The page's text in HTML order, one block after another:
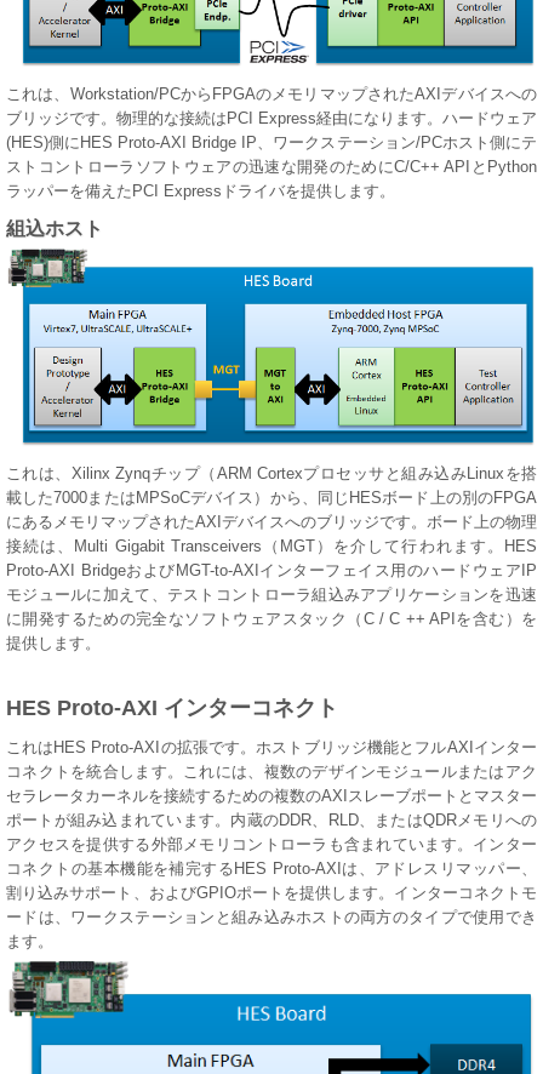
これは、Workstation/PCからFPGAのメモリマップされたAXIデバイスへの
ブリッジです。物理的な接続はPCI Express経由になります。ハードウェア
(HES)側にHES Proto-AXI Bridge IP、ワークステーション/PCホスト側にテ
ストコントローラソフトウェアの迅速な開発のためにC/C++ APIとPython
ラッパーを備えたPCI Expressドライバを提供します。
組込ホスト
これは、Xilinx Zynqチップ（ARM Cortexプロセッサと組み込みLinuxを搭
載した7000またはMPSoCデバイス）から、同じHESボード上の別のFPGA
にあるメモリマップされたAXIデバイスへのブリッジです。ボード上の物理
接続は、Multi Gigabit Transceivers（MGT）を介して行われます。HES
Proto-AXI BridgeおよびMGT-to-AXIインターフェイス用のハードウェアIP
モジュールに加えて、テストコントローラ組込みアプリケーションを迅速
に開発するための完全なソフトウェアスタック（C / C ++ APIを含む）を
提供します。
HES Proto-AXI インターコネクト
これはHES Proto-AXIの拡張です。ホストブリッジ機能とフルAXIインター
コネクトを統合します。これには、複数のデザインモジュールまたはアク
セラレータカーネルを接続するための複数のAXIスレーブポートとマスター
ポートが組み込まれています。内蔵のDDR、RLD、またはQDRメモリへの
アクセスを提供する外部メモリコントローラも含まれています。インター
コネクトの基本機能を補完するHES Proto-AXIは、アドレスリマッパー、
割り込みサポート、およびGPIOポートを提供します。インターコネクトモ
ードは、ワークステーションと組み込みホストの両方のタイプで使用でき
ます。